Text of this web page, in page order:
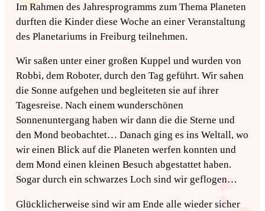
Im Rahmen des Jahresprogramms zum Thema Planeten
durften die Kinder diese Woche an einer Veranstaltung
des Planetariums in Freiburg teilnehmen.
Wir saßen unter einer großen Kuppel und wurden von
Robbi, dem Roboter, durch den Tag geführt. Wir sahen
die Sonne aufgehen und begleiteten sie auf ihrer
Tagesreise. Nach einem wunderschönen
Sonnenuntergang haben wir dann die die Sterne und
den Mond beobachtet… Danach ging es ins Weltall, wo
wir einen Blick auf die Planeten werfen konnten und
dem Mond einen kleinen Besuch abgestattet haben.
Sogar durch ein schwarzes Loch sind wir geflogen…
Glücklicherweise sind wir am Ende alle wieder sicher